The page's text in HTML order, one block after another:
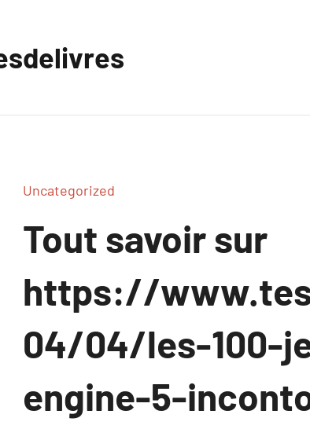
Uncategorized
Tout savoir sur
https://
04/04/les-100-
engine-5-